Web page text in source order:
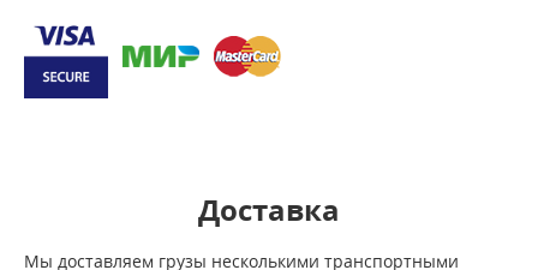
Доставка
Мы доставляем грузы несколькими транспортными